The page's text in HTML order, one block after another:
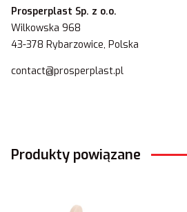
Prosperplast Sp. z o.o.
Wilkowska 968
43-378 Rybarzowice, Polska
contact@prosperplast.pl
Produkty powiązane